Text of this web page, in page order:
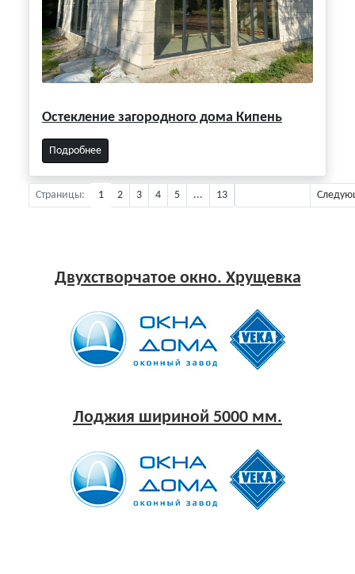
Остекление загородного дома Кипень
Подробнее
Страницы: 1 2 3 4 5 ... 13
Двухстворчатое окно. Хрущевка
Лоджия шириной 5000 мм.